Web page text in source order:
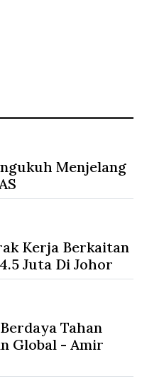
Menjelang
Kerja Berkaitan
Juta Di Johor
Tahan
Global - Amir